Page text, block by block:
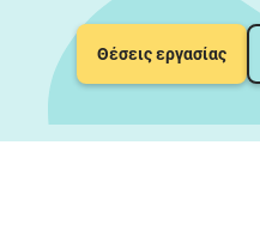
Θέσεις εργασίας